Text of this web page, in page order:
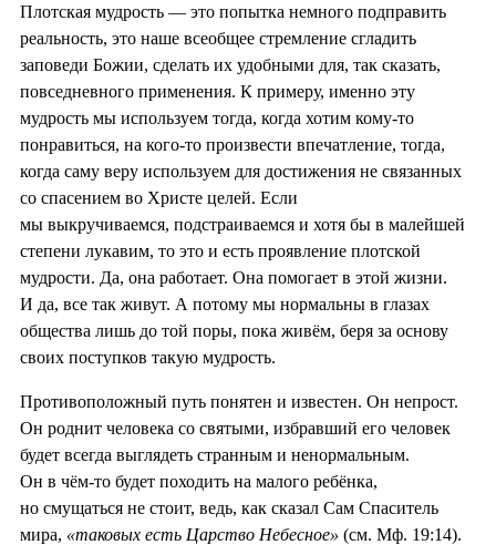
Плотская мудрость — это попытка немного подправить
реальность, это наше всеобщее стремление сгладить
заповеди Божии, сделать их удобными для, так сказать,
повседневного применения. К примеру, именно эту
мудрость мы используем тогда, когда хотим кому-то
понравиться, на кого-то произвести впечатление, тогда,
когда саму веру используем для достижения не связанных
со спасением во Христе целей. Если
мы выкручиваемся, подстраиваемся и хотя бы в малейшей
степени лукавим, то это и есть проявление плотской
мудрости. Да, она работает. Она помогает в этой жизни.
И да, все так живут. А потому мы нормальны в глазах
общества лишь до той поры, пока живём, беря за основу
своих поступков такую мудрость.
Противоположный путь понятен и известен. Он непрост.
Он роднит человека со святыми, избравший его человек
будет всегда выглядеть странным и ненормальным.
Он в чём-то будет походить на малого ребёнка,
но смущаться не стоит, ведь, как сказал Сам Спаситель
мира, «таковых есть Царство Небесное» (см. Мф. 19:14).